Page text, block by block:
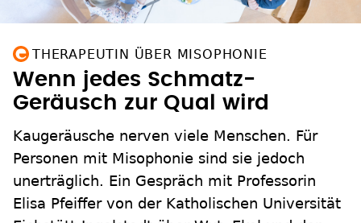
THERAPEUTIN ÜBER MISOPHONIE
Wenn jedes Schmatz-
Geräusch zur Qual wird
Kaugeräusche nerven viele Menschen. Für
Personen mit Misophonie sind sie jedoch
unerträglich. Ein Gespräch mit Professorin
Elisa Pfeiffer von der Katholischen Universität